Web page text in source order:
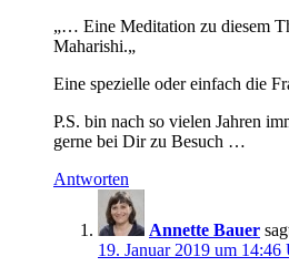
„… Eine Meditation zu diesem
Maharishi.„
Eine spezielle oder einfach die
P.S. bin nach so vielen Jahren
gerne bei Dir zu Besuch …
Antworten
Annette Bauer
19. Januar 2019 um 14:46